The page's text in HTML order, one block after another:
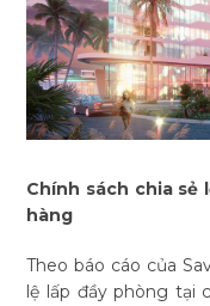
Chính sách chia sẻ
hàng
Theo báo cáo của
lệ lấp đầy phòng tại